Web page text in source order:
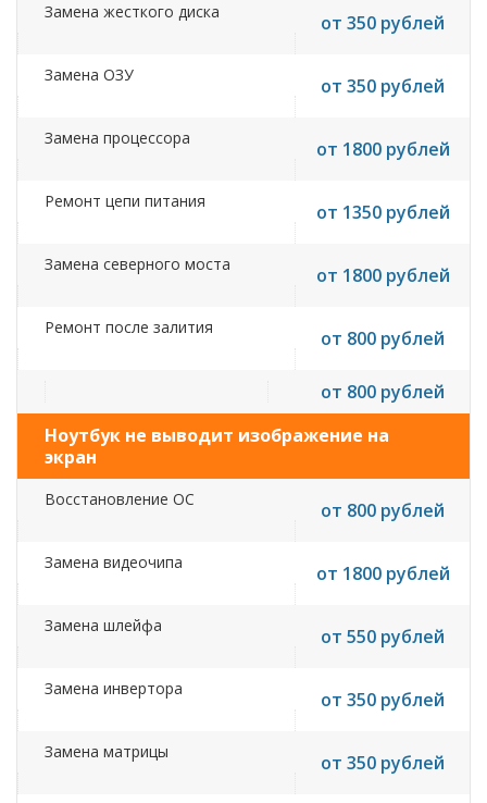
Замена жесткого диска от 350 рублей
Замена ОЗУ от 350 рублей
Замена процессора от 1800 рублей
Ремонт цепи питания от 1350 рублей
Замена северного моста от 1800 рублей
Ремонт после залития от 800 рублей
от 800 рублей
Ноутбук не выводит изображение на
экран
Восстановление ОС от 800 рублей
Замена видеочипа от 1800 рублей
Замена шлейфа от 550 рублей
Замена инвертора от 350 рублей
Замена матрицы от 350 рублей